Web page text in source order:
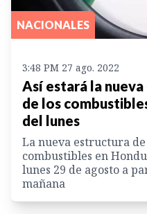
NACIONALES
3:48 PM 27 ago. 2022
Así estará la
de los
del lunes
La nueva estructura
combustibles en
lunes 29 de agosto a
mañana